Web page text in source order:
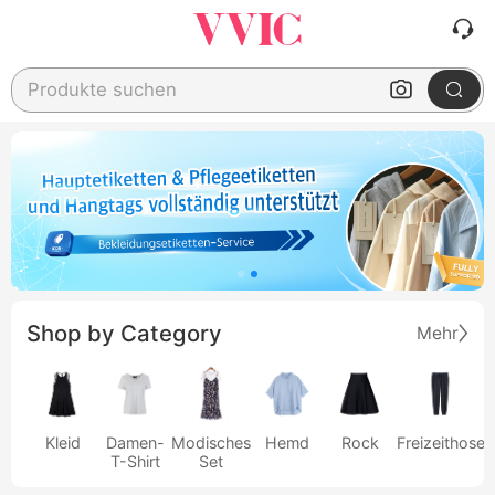
Produkte suchen
Shop by Category Mehr
Kleid
Damen-
T-Shirt
Modisches
Set
Hemd Rock Freizeithose